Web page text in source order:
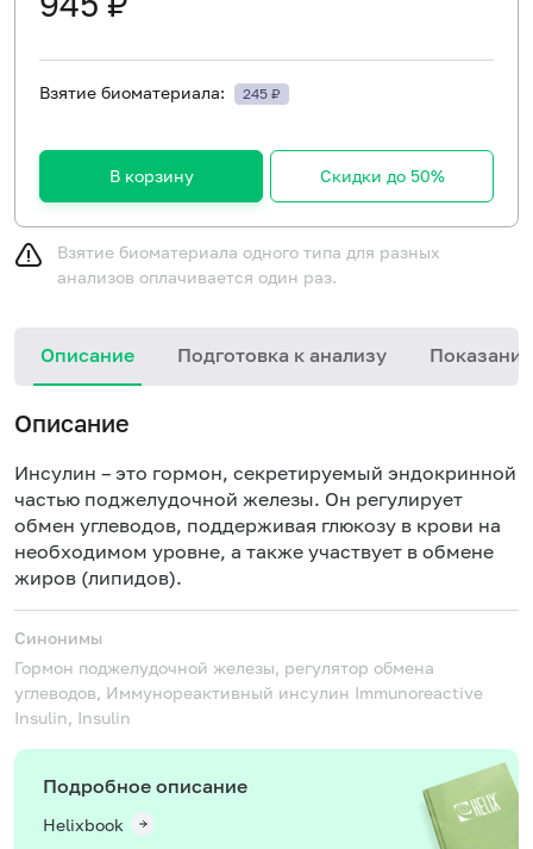
Взятие биоматериала: 245 ₽
В корзину Скидки до 50%
Взятие биоматериала одного типа для разных
анализов оплачивается один раз.
Описание Подготовка к анализу
Описание
Инсулин – это гормон, секретируемый эндокринной
частью поджелудочной железы. Он регулирует
обмен углеводов, поддерживая глюкозу в крови на
необходимом уровне, а также участвует в обмене
жиров (липидов).
Синонимы
Гормон поджелудочной железы, регулятор обмена
углеводов, Иммунореактивный инсулин Immunoreactive
Insulin, Insulin
Подробное описание
Helixbook